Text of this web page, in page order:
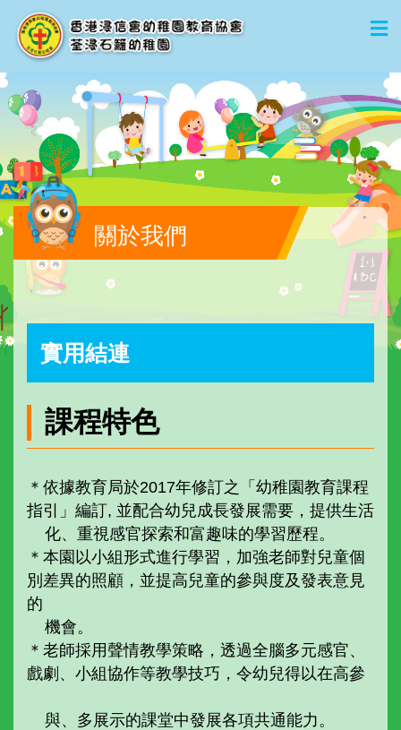
關於我們
實用結連
課程特色
＊依據教育局於2017年修訂之「幼稚園教育課程
指引」編訂, 並配合幼兒成長發展需要，提供生活
化、重視感官探索和富趣味的學習歷程。
＊本園以小組形式進行學習，加強老師對兒童個
別差異的照顧，並提高兒童的參與度及發表意見
的
機會。
＊老師採用聲情教學策略，透過全腦多元感官、
戲劇、小組協作等教學技巧，令幼兒得以在高參
與、多展示的課堂中發展各項共通能力。